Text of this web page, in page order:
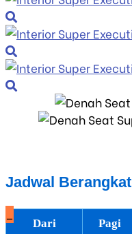
Jadwal Berangkat
_
Dari Pagi